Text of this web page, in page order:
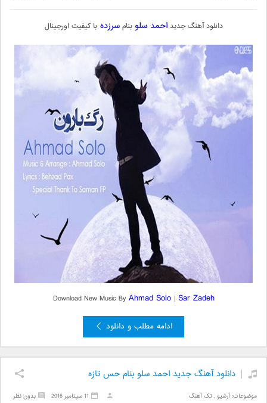
دانلود آهنگ جدیداحمد سلوبنامسرزدهبا کیفیت اورجینال
Download New Music ByAhmad Solo | Sar Zadeh
ادامه مطلب و دانلود
دانلود آهنگ جدید احمد سلو بنام حس تازه
موضوعات:آرشیو ,تک آهنگ بدون نظر 11 سپتامبر 2016